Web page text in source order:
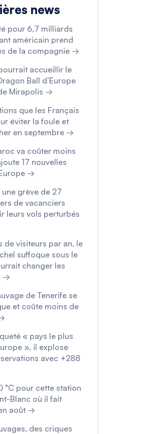
news
pour 6,7 milliards
américain prend
de la compagnie →
accueillir le
Ball d’Europe
Mirapolis →
que les Français
éviter la foule et
en septembre →
va coûter moins
17 nouvelles
→
grève de 27
de vacanciers
leurs vols perturbés
de visiteurs par an, le
suffoque sous le
changer les
→
de Tenerife se
et coûte moins de
« pays le plus
», il explose
avec +288
°C pour cette station
Blanc où il fait
août →
des criques